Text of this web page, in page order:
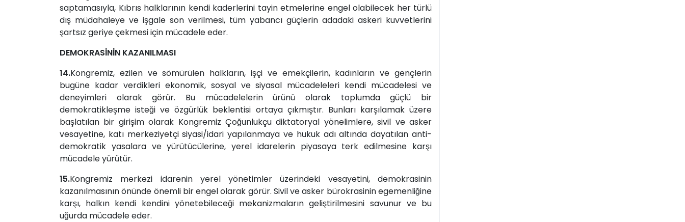
saptamasıyla, Kıbrıs halklarının kendi kaderlerini tayin etmelerine engel olabilecek her türlü
dış müdahaleye ve işgale son verilmesi, tüm yabancı güçlerin adadaki askeri kuvvetlerini
şartsız geriye çekmesi için mücadele eder.
DEMOKRASİNİN KAZANILMASI
14.Kongremiz, ezilen ve sömürülen halkların, işçi ve emekçilerin, kadınların ve gençlerin
bugüne kadar verdikleri ekonomik, sosyal ve siyasal mücadeleleri kendi mücadelesi ve
deneyimleri olarak görür. Bu mücadelelerin ürünü olarak toplumda güçlü bir
demokratikleşme isteği ve özgürlük beklentisi ortaya çıkmıştır. Bunları karşılamak üzere
başlatılan bir girişim olarak Kongremiz Çoğunlukçu diktatoryal yönelimlere, sivil ve asker
vesayetine, katı merkeziyetçi siyasi/idari yapılanmaya ve hukuk adı altında dayatılan anti-
demokratik yasalara ve yürütücülerine, yerel idarelerin piyasaya terk edilmesine karşı
mücadele yürütür.
15.Kongremiz merkezi idarenin yerel yönetimler üzerindeki vesayetini, demokrasinin
kazanılmasının önünde önemli bir engel olarak görür. Sivil ve asker bürokrasinin egemenliğine
karşı, halkın kendi kendini yönetebileceği mekanizmaların geliştirilmesini savunur ve bu
uğurda mücadele eder.